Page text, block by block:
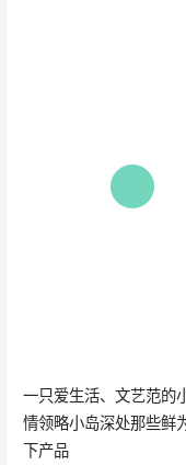
一只爱生活、文艺范的
情领略小岛深处那些鲜
下产品